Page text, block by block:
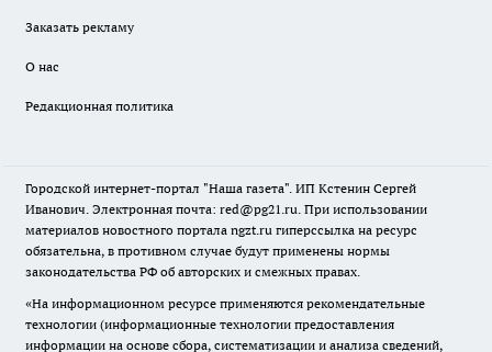
Заказать рекламу
О нас
Редакционная политика
Городской интернет-портал "Наша газета". ИП Кстенин Сергей
Иванович. Электронная почта: red@pg21.ru. При использовании
материалов новостного портала ngzt.ru гиперссылка на ресурс
обязательна, в противном случае будут применены нормы
законодательства РФ об авторских и смежных правах.
«На информационном ресурсе применяются рекомендательные
технологии (информационные технологии предоставления
информации на основе сбора, систематизации и анализа сведений,